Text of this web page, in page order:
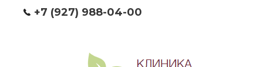
+7 (927) 988-04-00